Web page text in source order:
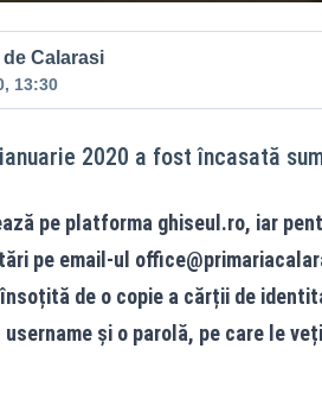
de Calarasi
13:30
2020 a fost încasată
pe platforma ghiseul.ro, iar
pe email-ul
de o copie a cărții de
și o parolă, pe care le